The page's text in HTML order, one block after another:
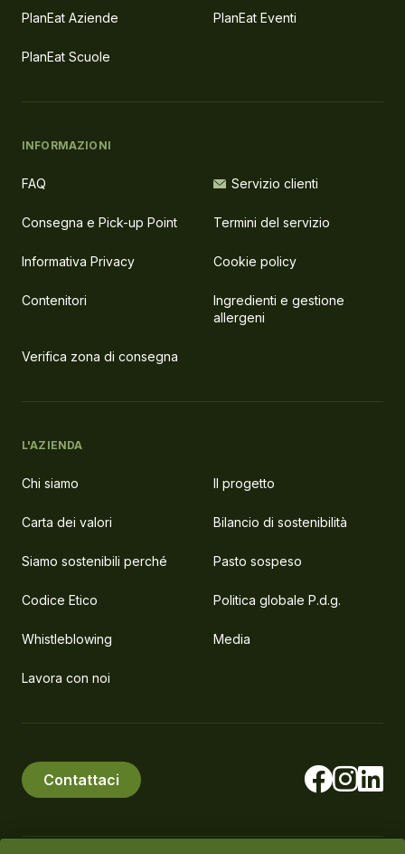
PlanEat Aziende PlanEat Eventi
PlanEat Scuole
INFORMAZIONI
FAQ Servizio clienti
Consegna e Pick-up Point Termini del servizio
Informativa Privacy Cookie policy
Contenitori
Ingredienti e gestione
allergeni
Verifica zona di consegna
L'AZIENDA
Chi siamo Il progetto
Carta dei valori Bilancio di sostenibilità
Siamo sostenibili perché Pasto sospeso
Codice Etico Politica globale P.d.g.
Whistleblowing Media
Lavora con noi
Contattaci